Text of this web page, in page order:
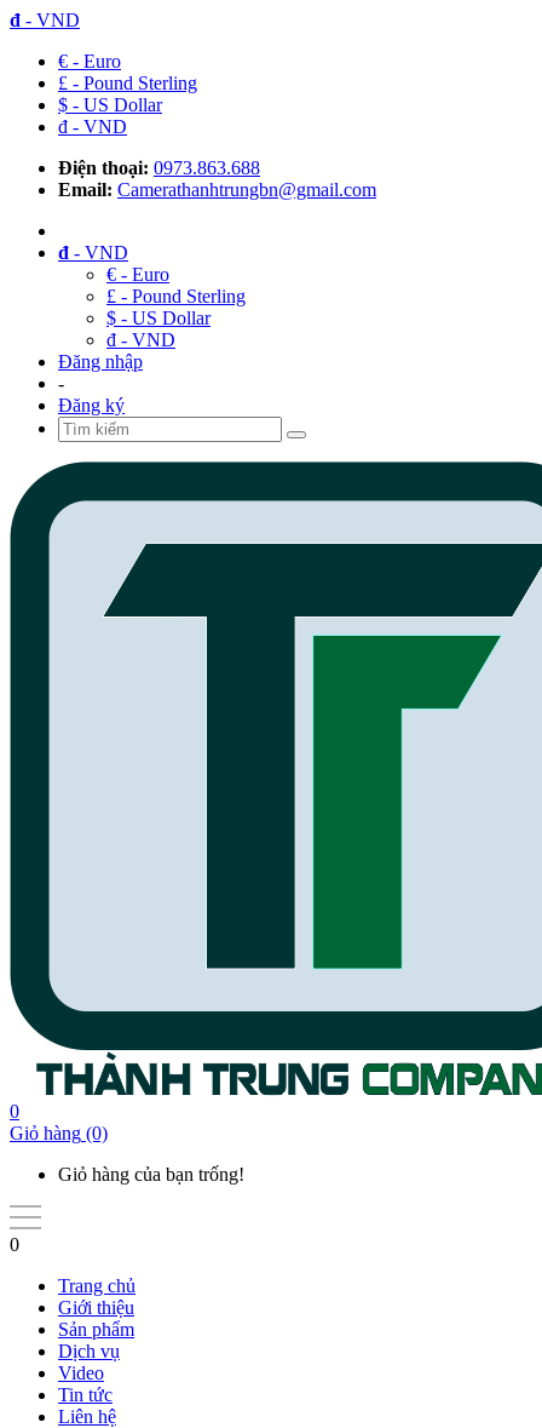
đ - VND
€ - Euro
£ - Pound Sterling
$ - US Dollar
đ - VND
Điện thoại: 0973.863.688
Email: Camerathanhtrungbn@gmail.com
đ - VND
€ - Euro
£ - Pound Sterling
$ - US Dollar
đ - VND
Đăng nhập
-
Đăng ký
0
Giỏ hàng (0)
Giỏ hàng của bạn trống!
0
Trang chủ
Giới thiệu
Sản phẩm
Dịch vụ
Video
Tin tức
Liên hệ